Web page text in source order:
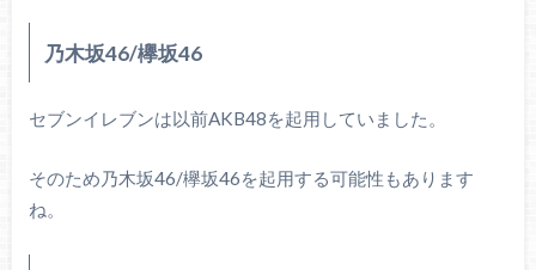
乃木坂46/欅坂46
セブンイレブンは以前AKB48を起用していました。
そのため乃木坂46/欅坂46を起用する可能性もあります
ね。